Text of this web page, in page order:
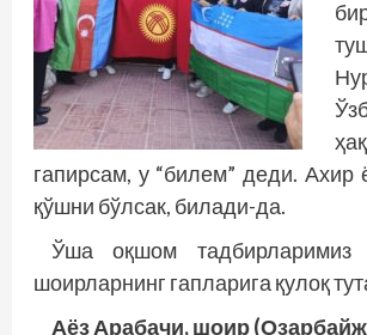
гапирсам, у “билем” деди. Ахир
қўшни бўлсак, билади-да.
Ўша оқшом тадбирларимиз
шоирларнинг гапларига қулоқ
Аёз Арабачи, шоир